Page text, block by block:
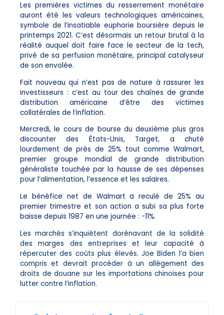
Les premières victimes du resserrement monétaire
auront été les valeurs technologiques américaines,
symbole de l’insatiable euphorie boursière depuis le
printemps 2021. C’est désormais un retour brutal à la
réalité auquel doit faire face le secteur de la tech,
privé de sa perfusion monétaire, principal catalyseur
de son envolée.
Fait nouveau qui n’est pas de nature à rassurer les
investisseurs : c’est au tour des chaînes de grande
distribution américaine d’être des victimes
collatérales de l’inflation.
Mercredi, le cours de bourse du deuxième plus gros
discounter des États-Unis, Target, a chuté
lourdement de près de 25% tout comme Walmart,
premier groupe mondial de grande distribution
généraliste touchée par la hausse de ses dépenses
pour l’alimentation, l’essence et les salaires.
Le bénéfice net de Walmart a reculé de 25% au
premier trimestre et son action a subi sa plus forte
baisse depuis 1987 en une journée : -11%.
Les marchés s’inquiètent dorénavant de la solidité
des marges des entreprises et leur capacité à
répercuter des coûts plus élevés. Joe Biden l’a bien
compris et devrait procéder à un allègement des
droits de douane sur les importations chinoises pour
lutter contre l’inflation.